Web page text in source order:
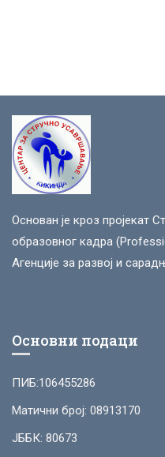
Основан је кроз пројекат
образовног кадра
Агенције за развој и
Основни подаци
ПИБ:106455286
Матични број: 08913170
ЈББК: 80673